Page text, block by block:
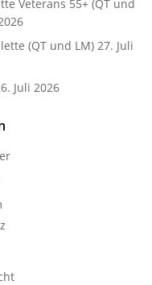
Veterans 55+ (QT und
(QT und LM) 27. Juli
Juli 2026